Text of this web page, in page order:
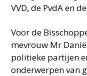
VVD, de PvdA en
Voor de
mevrouw Mr
politieke partijen
onderwerpen van